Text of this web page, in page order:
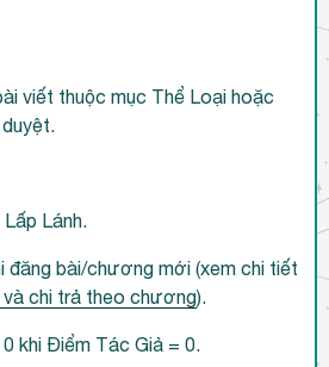
viết thuộc mục Thể Loại hoặc
Lánh.
đăng bài/chương mới (xem chi tiết
chi trả theo chương).
khi Điểm Tác Giả = 0.